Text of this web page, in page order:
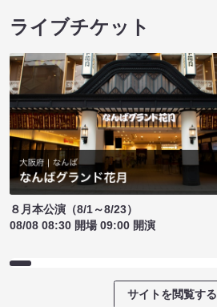
ライブチケット
８月本公演（8/1～8/23）
08/08 08:30 開場 09:00 開演
サイトを閲覧する